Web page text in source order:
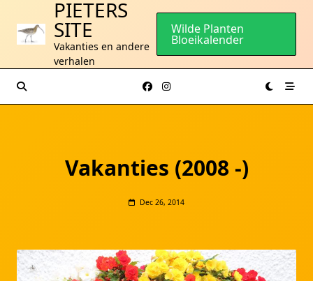
naar
PIETERS
SITE
Vakanties en andere
verhalen
Wilde Planten
Bloeikalender
Vakanties (2008 -)
Dec 26, 2014